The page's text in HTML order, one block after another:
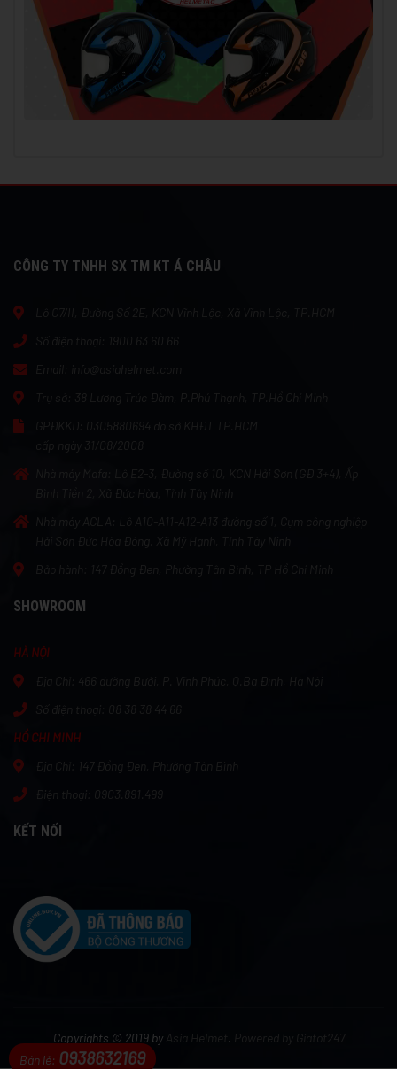
CÔNG TY TNHH SX TM KT Á CHÂU
Lô C7/II, Đường Số 2E, KCN Vĩnh Lộc, Xã Vĩnh Lộc, TP.HCM
Số điện thoại:
info@asiahelmet.com
38 Lương Trúc Đàm, P.Phú Thạnh, TP.Hồ Chí Minh
GPĐKKD:
0305880694 do sở KHĐT TP.HCM
cấp ngày 31/08/2008
Lô E2-3, Đường số 10, KCN Hải Sơn (GĐ 3+4), Ấp
Lô A10-A11-A12-A13 đường số 1, Cụm công nghiệp
Hải Sơn Đức Hòa Đông, Xã Mỹ Hạnh, Tỉnh Tây Ninh
147 Đồng Đen, Phường Tân Bình, TP Hồ Chí Minh
SHOWROOM
HÀ NỘI
466 đường Bưởi, P. Vĩnh Phúc, Q.Ba Đình, Hà Nội
Số điện thoại:
08 38 38 44 66
HỒ CHI MINH
Địa Chỉ:
147 Đồng Đen, Phường Tân Bình
Điện thoại: 0903.891.499
KẾT NỐI
Copyrights © 2019 by Asia Helmet.
Powered by Giatot247
Bán lẻ: 0938632169